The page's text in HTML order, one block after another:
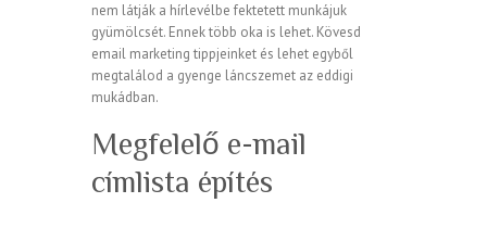
nem látják a hírlevélbe fektetett munkájuk
gyümölcsét. Ennek több oka is lehet. Kövesd
email marketing tippjeinket és lehet egyből
megtalálod a gyenge láncszemet az eddigi
mukádban.
Megfelelő e-mail
címlista építés